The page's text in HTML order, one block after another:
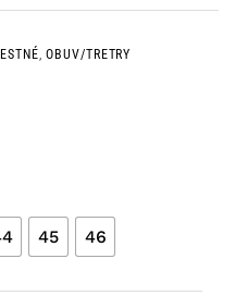
,OBUV/TRETRY
45 46